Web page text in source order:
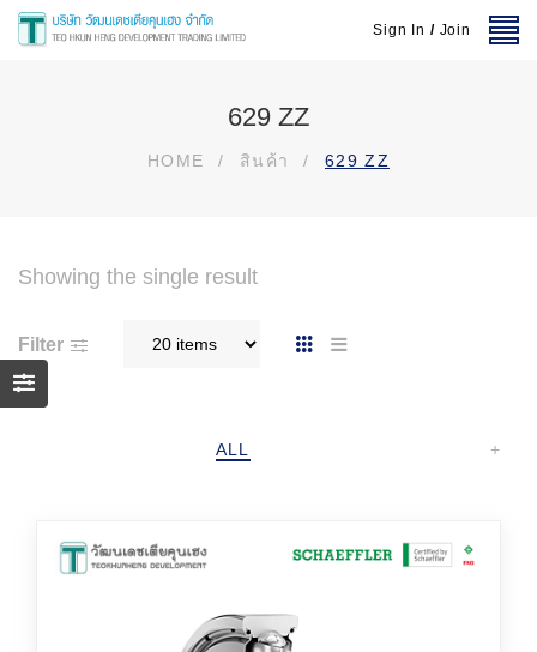
Sign In / Join
629 ZZ
HOME / สินค้า / 629 ZZ
Showing the single result
Filter
ALL +